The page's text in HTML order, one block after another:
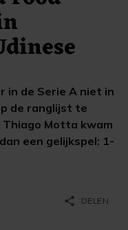
in de Serie A niet in
de ranglijst te
Motta kwam
een gelijkspel: 1-
share DELEN